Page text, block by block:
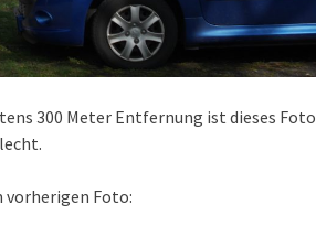
300 Meter Entfernung ist dieses Foto
vorherigen Foto: